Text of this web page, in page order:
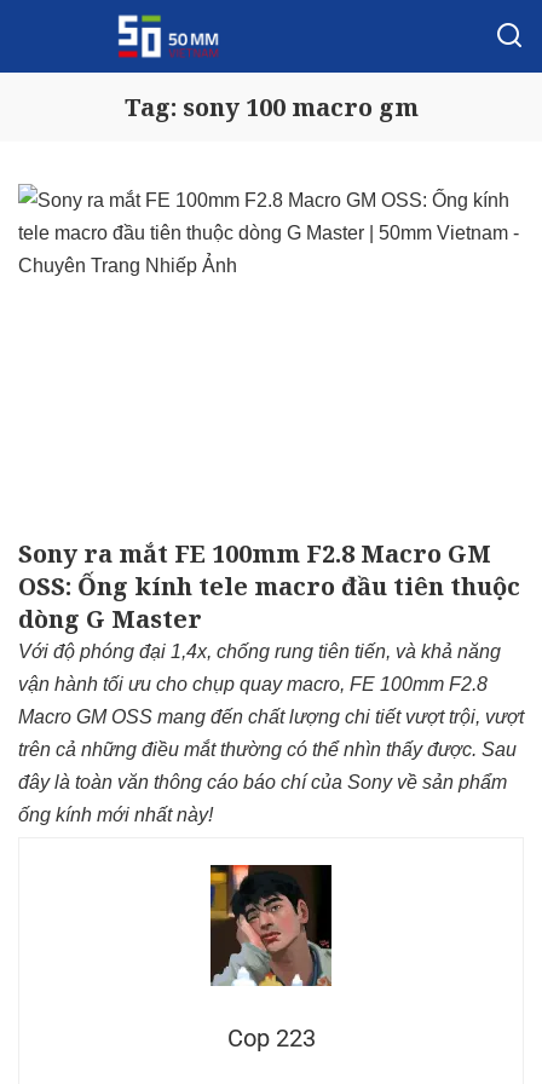
Tag: sony 100 macro gm
Sony ra mắt FE 100mm F2.8 Macro GM
OSS: Ống kính tele macro đầu tiên thuộc
dòng G Master
Với độ phóng đại 1,4x, chống rung tiên tiến, và khả năng
vận hành tối ưu cho chụp quay macro, FE 100mm F2.8
Macro GM OSS mang đến chất lượng chi tiết vượt trội, vượt
trên cả những điều mắt thường có thể nhìn thấy được. Sau
đây là toàn văn thông cáo báo chí của Sony về sản phẩm
ống kính mới nhất này!
Cop 223